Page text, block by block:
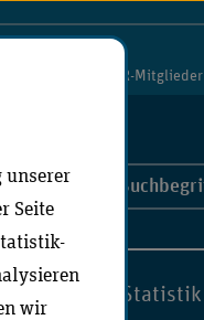
Infoportal VwR-Mitglieder
(DGS)
Suchbegriff
eingeben
Statistik
unserer
Seite
wir